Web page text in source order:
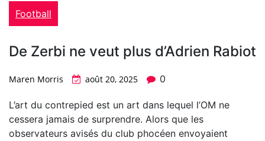
Football
De Zerbi ne veut plus d’Adrien Rabiot
Maren Morris août 20, 2025 0
L’art du contrepied est un art dans lequel l’OM ne
cessera jamais de surprendre. Alors que les
observateurs avisés du club phocéen envoyaient